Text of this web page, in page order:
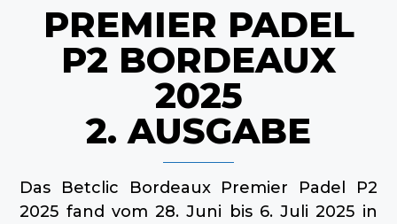
PREMIER PADEL
P2 BORDEAUX
2025
2. AUSGABE
Das Betclic Bordeaux Premier Padel P2
2025 fand vom 28. Juni bis 6. Juli 2025 in